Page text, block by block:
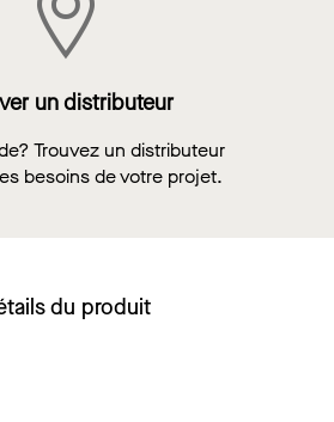
un distributeur
Trouvez un distributeur
besoins de votre projet.
du produit